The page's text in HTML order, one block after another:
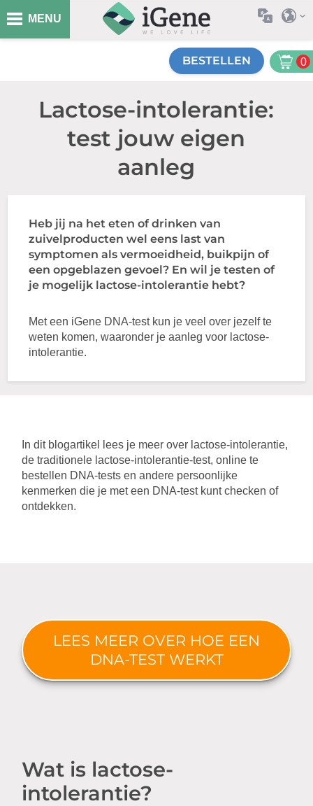
MENU
BESTELLEN 0
Lactose-intolerantie:
test jouw eigen
aanleg
Heb jij na het eten of drinken van
zuivelproducten wel eens last van
symptomen als vermoeidheid, buikpijn of
een opgeblazen gevoel? En wil je testen of
je mogelijk lactose-intolerantie hebt?
Met een iGene DNA-test kun je veel over jezelf te
weten komen, waaronder je aanleg voor lactose-
intolerantie.
In dit blogartikel lees je meer over lactose-intolerantie,
de traditionele lactose-intolerantie-test, online te
bestellen DNA-tests en andere persoonlijke
kenmerken die je met een DNA-test kunt checken of
ontdekken.
LEES MEER OVER HOE EEN
DNA-TEST WERKT
Wat is lactose-
intolerantie?